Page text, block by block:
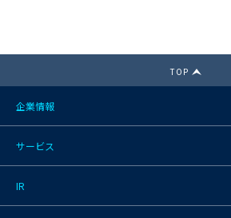
TOP
企業情報
サービス
IR